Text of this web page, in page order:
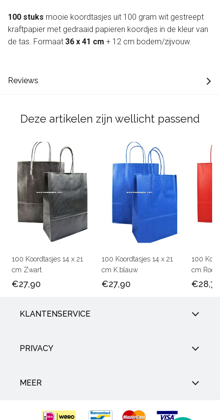
100 stuks mooie koordtasjes uit 100 gram wit gestreept
kraftpapier met gedraaid papieren koordjes in de kleur van
de tas. Formaat 36 x 41 cm + 12 cm bodem/zijvouw.
Reviews
Deze artikelen zijn wellicht passend
100 Koordtasjes 14 x 21
cm Zwart
€27,90
100 Koordtasjes 14 x 21
cm K.blauw
€27,90
100
cm Rood
€28,75
KLANTENSERVICE
PRIVACY
MEER